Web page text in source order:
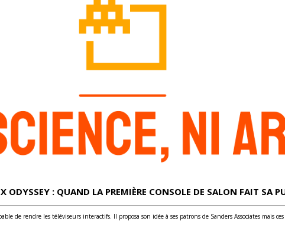
ODYSSEY : QUAND LA PREMIÈRE CONSOLE DE SALON FAIT SA
de rendre les téléviseurs interactifs. Il proposa son idée à ses patrons de Sanders Associates mais